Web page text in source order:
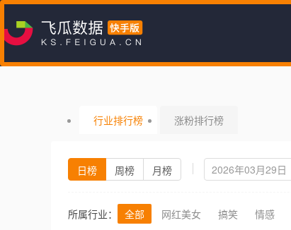
行业排行榜 涨粉排行榜
日榜 周榜 月榜
所属行业： 全部 网红美女 搞笑 情感